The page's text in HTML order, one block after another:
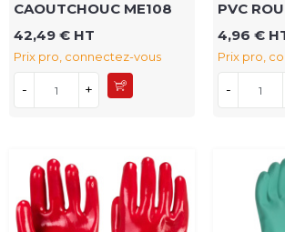
CAOUTCHOUC ME108
42,49 € HT
Prix pro, connectez-vous
- +
PVC
4,96 €
Prix pro,
-